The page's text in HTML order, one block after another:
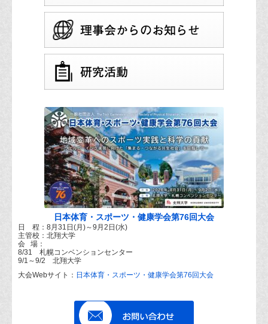
日本体育・スポーツ・健康学会第76回大会
日 程：8月31日(月)～9月2日(水)
主管校：北翔大学
会 場：
8/31 札幌コンベンションセンター
9/1～9/2 北翔大学
大会Webサイト： 日本体育・スポーツ・健康学会第76回大会